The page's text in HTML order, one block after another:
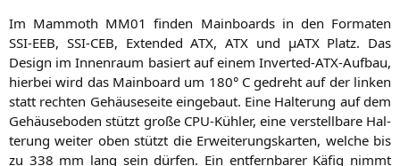
Im Mam­mo­th MM01 fin­den Main­boards in den For­ma­ten
SSI-EEB, SSI-CEB, Exten­dedATX, ATX und µATX Platz. Das
Design im Innen­raum basiert auf einem Inver­ted-ATX-Auf­bau,
hier­bei wird das Main­board um 180° C gedreht auf der lin­ken
statt rech­ten Gehäu­se­sei­te ein­ge­baut. Eine Hal­te­rung auf dem
Gehäu­se­bo­den stützt gro­ße CPU-Küh­ler, eine ver­stell­ba­re Hal­
te­rung wei­ter oben stützt die Erwei­te­rungs­kar­ten, wel­che bis
zu 338 mm lang sein dür­fen. Ein ent­fern­ba­rer Käfig nimmt